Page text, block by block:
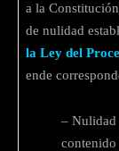
a la
de nulidad
la Ley del
ende
– Nulidad